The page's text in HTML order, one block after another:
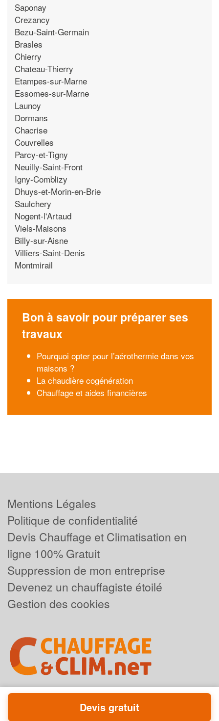
Saponay
Crezancy
Bezu-Saint-Germain
Brasles
Chierry
Chateau-Thierry
Etampes-sur-Marne
Essomes-sur-Marne
Launoy
Dormans
Chacrise
Couvrelles
Parcy-et-Tigny
Neuilly-Saint-Front
Igny-Comblizy
Dhuys-et-Morin-en-Brie
Saulchery
Nogent-l'Artaud
Viels-Maisons
Billy-sur-Aisne
Villiers-Saint-Denis
Montmirail
Bon à savoir pour préparer ses
travaux
Pourquoi opter pour l’aérothermie dans vos
maisons ?
La chaudière cogénération
Chauffage et aides financières
Mentions Légales
Politique de confidentialité
Devis Chauffage et Climatisation en
ligne 100% Gratuit
Suppression de mon entreprise
Devenez un chauffagiste étoilé
Gestion des cookies
Powered byPlus que pro
Devis gratuit